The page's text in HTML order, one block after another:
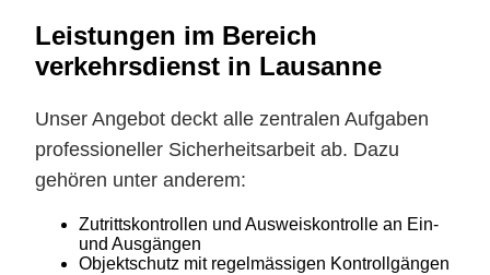
Leistungen im Bereich
verkehrsdienst in Lausanne
Unser Angebot deckt alle zentralen Aufgaben
professioneller Sicherheitsarbeit ab. Dazu
gehören unter anderem:
Zutrittskontrollen und Ausweiskontrolle an Ein-
und Ausgängen
Objektschutz mit regelmässigen Kontrollgängen